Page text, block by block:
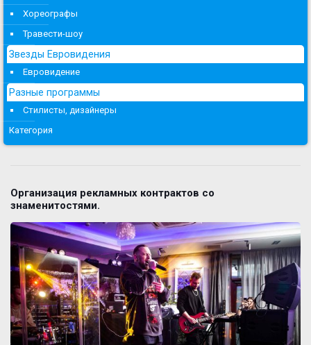
Хореографы
Травести-шоу
Звезды Евровидения
Евровидение
Разные программы
Стилисты, дизайнеры
Категория
Организация рекламных контрактов со
знаменитостями.